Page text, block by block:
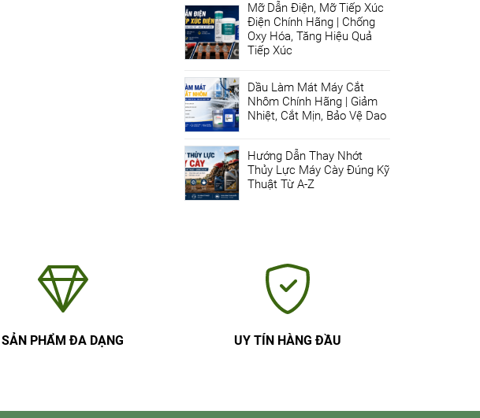
Mỡ Dẫn Điện, Mỡ Tiếp Xúc
Điện Chính Hãng | Chống
Oxy Hóa, Tăng Hiệu Quả
Tiếp Xúc
Dầu Làm Mát Máy Cắt
Nhôm Chính Hãng | Giảm
Nhiệt, Cắt Mịn, Bảo Vệ Dao
Hướng Dẫn Thay Nhớt
Thủy Lực Máy Cày Đúng Kỹ
Thuật Từ A-Z
SẢN PHẨM ĐA DẠNG UY TÍN HÀNG ĐẦU